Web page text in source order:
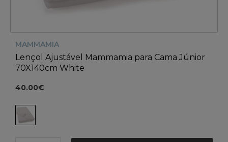
MAMMAMIA
Lençol Ajustável Mammamia para Cama Júnior
70X140cm White
40.00€